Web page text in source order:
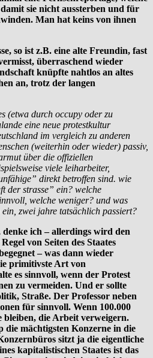
sie nicht aussterben und für
Man hat keins von ihnen
so ist z.B. eine alte Freundin, fast
überraschend wieder
knüpfte nahtlos an altes
an, trotz der langen
(etwa durch occupy oder zu
eine neue protestkultur
im vergleich zu anderen
(weiterhin oder wieder) passiv,
über die offiziellen
viele leiharbeiter,
direkt betroffen sind. wie
der strasse” ein? welche
welche weniger? und was
ein, zwei jahre tatsächlich passiert?
ich – allerdings wird den
von Seiten des Staates
– was dann wieder
primitivste Art von
es sinnvoll, wenn der Protest
zu vermeiden. Und er sollte
Straße. Der Professor neben
für sinnvoll. Wenn 100.000
bleiben, die Arbeit verweigern.
mächtigsten Konzerne in die
sitzt ja die eigentliche
kapitalistischen Staates ist das